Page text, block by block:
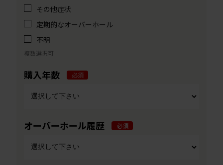
その他症状
定期的なオーバーホール
不明
複数選択可
購入年数 必須
オーバーホール履歴 必須